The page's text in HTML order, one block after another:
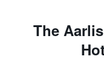
المزايا ووسائل الراحة في The Aarlis